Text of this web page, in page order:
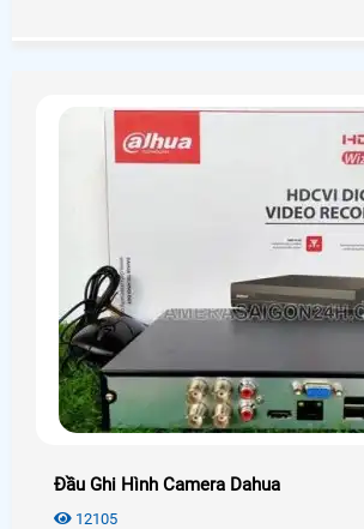
Đầu Ghi Hình Camera Dahua
12105